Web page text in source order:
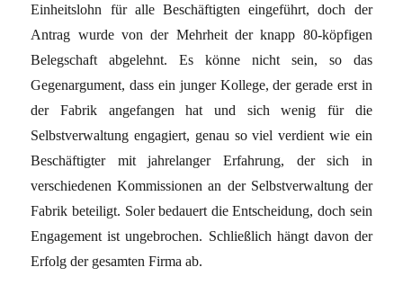
Einheitslohn für alle Beschäftigten eingeführt, doch der
Antrag wurde von der Mehrheit der knapp 80-köpfigen
Belegschaft abgelehnt. Es könne nicht sein, so das
Gegenargument, dass ein junger Kollege, der gerade erst in
der Fabrik angefangen hat und sich wenig für die
Selbstverwaltung engagiert, genau so viel verdient wie ein
Beschäftigter mit jahrelanger Erfahrung, der sich in
verschiedenen Kommissionen an der Selbstverwaltung der
Fabrik beteiligt. Soler bedauert die Entscheidung, doch sein
Engagement ist ungebrochen. Schließlich hängt davon der
Erfolg der gesamten Firma ab.